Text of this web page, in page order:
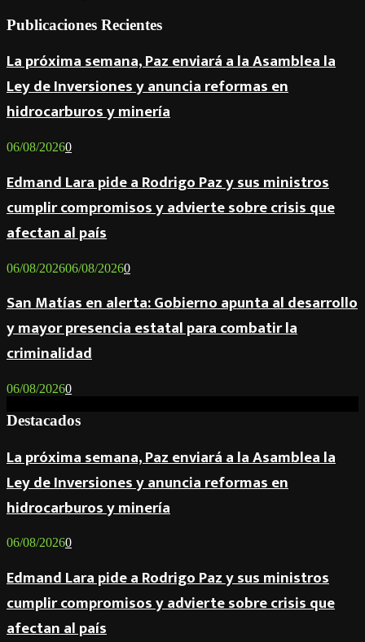
Publicaciones Recientes
La próxima semana, Paz enviará a la Asamblea la
Ley de Inversiones y anuncia reformas en
hidrocarburos y minería
06/08/20260
Edmand Lara pide a Rodrigo Paz y sus ministros
cumplir compromisos y advierte sobre crisis que
afectan al país
06/08/202606/08/20260
San Matías en alerta: Gobierno apunta al desarrollo
y mayor presencia estatal para combatir la
criminalidad
06/08/20260
Destacados
La próxima semana, Paz enviará a la Asamblea la
Ley de Inversiones y anuncia reformas en
hidrocarburos y minería
06/08/20260
Edmand Lara pide a Rodrigo Paz y sus ministros
cumplir compromisos y advierte sobre crisis que
afectan al país